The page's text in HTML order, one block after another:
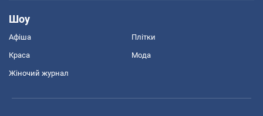
Шоу
Афіша Плітки
Краса Мода
Жіночий журнал